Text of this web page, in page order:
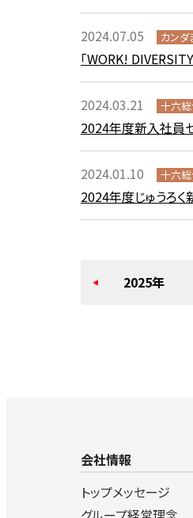
2024.07.05 カンダ
「WORK!
2024.03.21 十六
2024年度新入社員
2024.01.10 十六
2024年度じゅうろ
2025年
会社情報
トップメッセージ